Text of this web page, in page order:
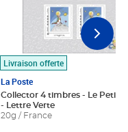
Livraison offerte
La Poste
Collector 4 timbres - Le Petit
- Lettre Verte
20g / France